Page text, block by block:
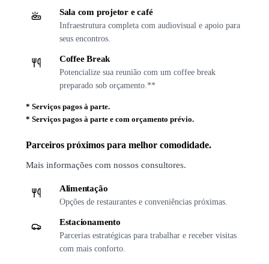
Sala com projetor e café
Infraestrutura completa com audiovisual e apoio para
seus encontros.
Coffee Break
Potencialize sua reunião com um coffee break
preparado sob orçamento.**
*Serviços pagos à parte.
*Serviços pagos à parte e com orçamento prévio.
Parceiros próximos para melhor comodidade.
Mais informações com nossos consultores.
Alimentação
Opções de restaurantes e conveniências próximas.
Estacionamento
Parcerias estratégicas para trabalhar e receber visitas
com mais conforto.